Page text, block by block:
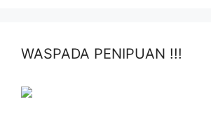
WASPADA PENIPUAN !!!